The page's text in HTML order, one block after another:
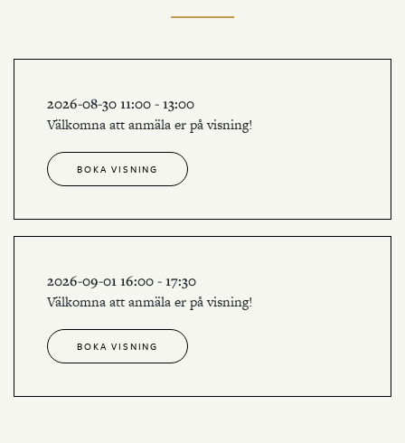
2026-08-30 11:00 - 13:00
Välkomna att anmäla er på visning!
BOKA VISNING
2026-09-01 16:00 - 17:30
Välkomna att anmäla er på visning!
BOKA VISNING